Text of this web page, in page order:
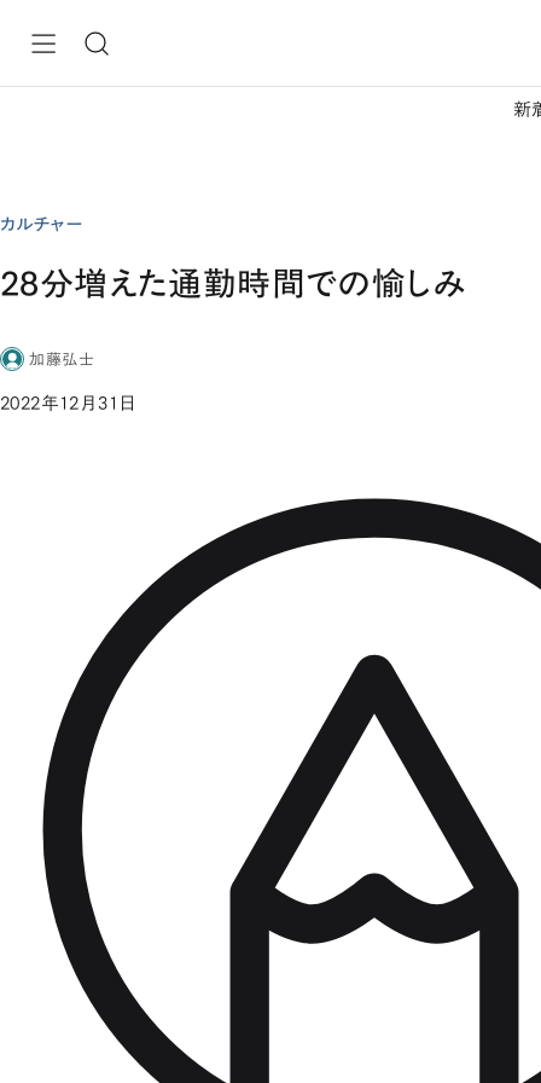
新
カルチャー
28分増えた通勤時間での愉しみ
加藤弘士
2022年12月31日